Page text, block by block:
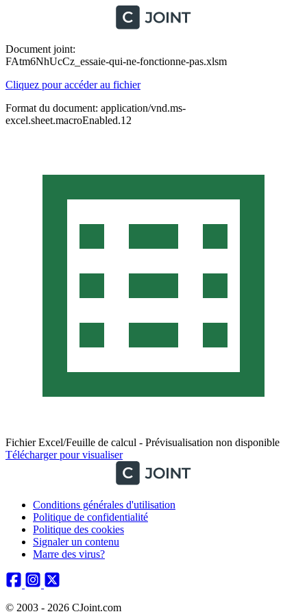
Document joint:
FAtm6NhUcCz_essaie-qui-ne-fonctionne-pas.xlsm
Cliquez pour accéder au fichier
Format du document: application/vnd.ms-
excel.sheet.macroEnabled.12
Fichier Excel/Feuille de calcul - Prévisualisation non disponible
Télécharger pour visualiser
Conditions générales d'utilisation
Politique de confidentialité
Politique des cookies
Signaler un contenu
Marre des virus?
© 2003 - 2026 CJoint.com